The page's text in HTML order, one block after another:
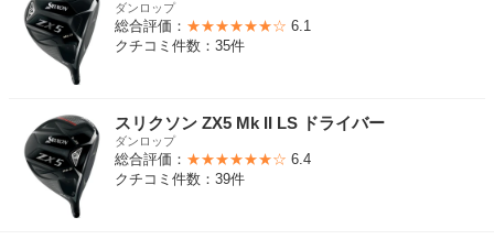
ダンロップ
総合評価： ★★★★★★☆ 6.1
クチコミ件数：35件
スリクソン ZX5 Mk II LS ドライバー
ダンロップ
総合評価： ★★★★★★☆ 6.4
クチコミ件数：39件